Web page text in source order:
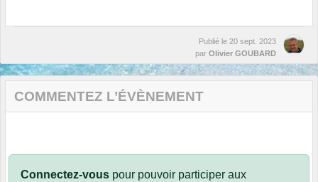
Publié le 20 sept. 2023
par Olivier GOUBARD
COMMENTEZ L’ÉVÈNEMENT
Connectez-vous pour pouvoir participer aux